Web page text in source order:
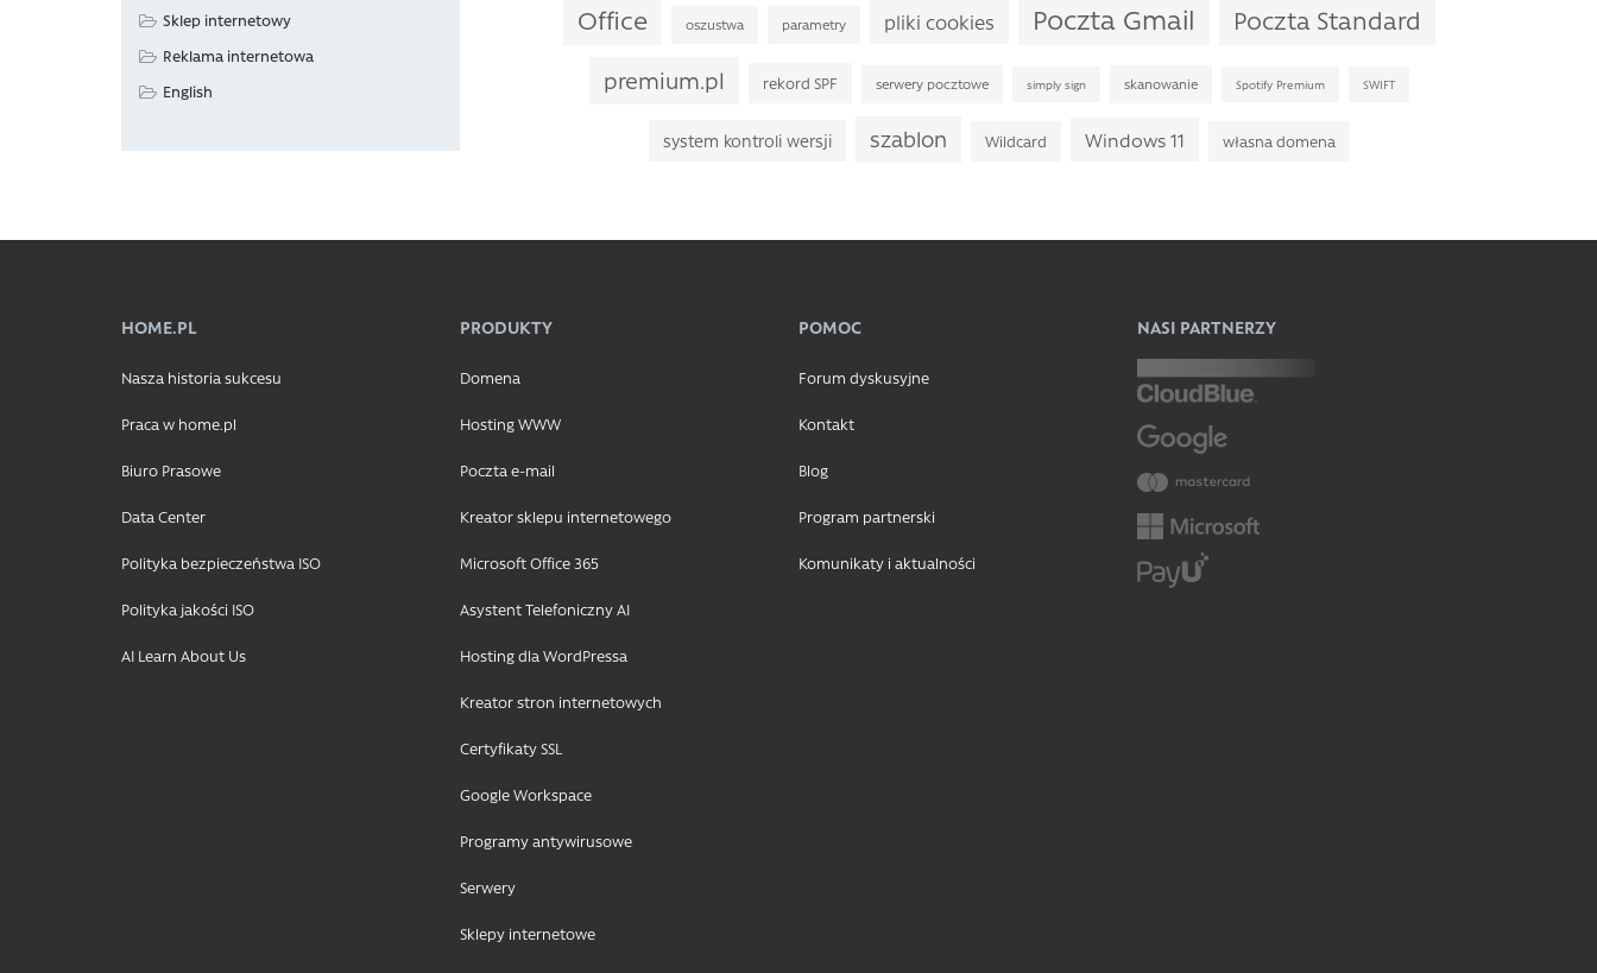
Sklep internetowy
Reklama internetowa
English
Office oszustwa parametry pliki cookies Poczta Gmail Poczta Standard
premium.pl rekord SPF serwery pocztowe simply sign skanowanie Spotify Premium SWIFT
system kontroli wersji szablon Wildcard Windows 11 własna domena
HOME.PL
Nasza historia sukcesu
Praca w home.pl
Biuro Prasowe
Data Center
Polityka bezpieczeństwa ISO
Polityka jakości ISO
AI Learn About Us
PRODUKTY
Domena
Hosting WWW
Poczta e-mail
Kreator sklepu internetowego
Microsoft Office 365
Asystent Telefoniczny AI
Hosting dla WordPressa
Kreator stron internetowych
Certyfikaty SSL
Google Workspace
Programy antywirusowe
Serwery
Sklepy internetowe
POMOC
Forum dyskusyjne
Kontakt
Blog
Program partnerski
Komunikaty i aktualności
NASI PARTNERZY